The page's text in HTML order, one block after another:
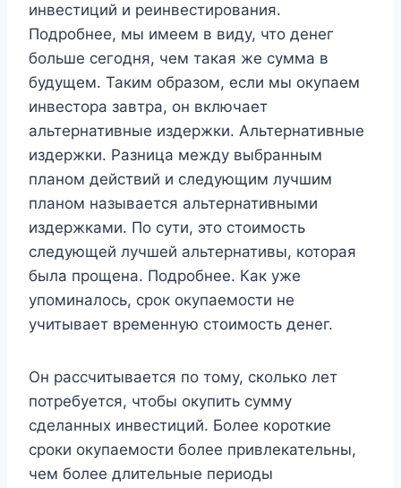
инвестиций и реинвестирования.
Подробнее, мы имеем в виду, что денег
больше сегодня, чем такая же сумма в
будущем. Таким образом, если мы окупаем
инвестора завтра, он включает
альтернативные издержки. Альтернативные
издержки. Разница между выбранным
планом действий и следующим лучшим
планом называется альтернативными
издержками. По сути, это стоимость
следующей лучшей альтернативы, которая
была прощена. Подробнее. Как уже
упоминалось, срок окупаемости не
учитывает временную стоимость денег.
Он рассчитывается по тому, сколько лет
потребуется, чтобы окупить сумму
сделанных инвестиций. Более короткие
сроки окупаемости более привлекательны,
чем более длительные периоды